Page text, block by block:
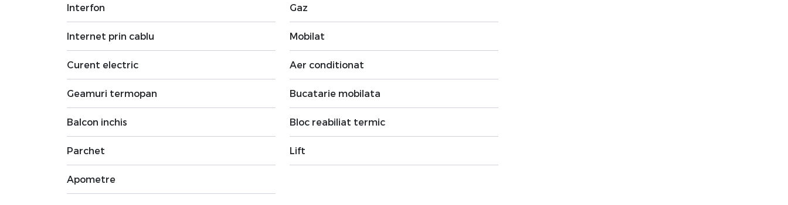
Interfon
Internet prin cablu
Curent electric
Geamuri termopan
Balcon inchis
Parchet
Apometre
Gaz
Mobilat
Aer conditionat
Bucatarie mobilata
Bloc reabiliat termic
Lift